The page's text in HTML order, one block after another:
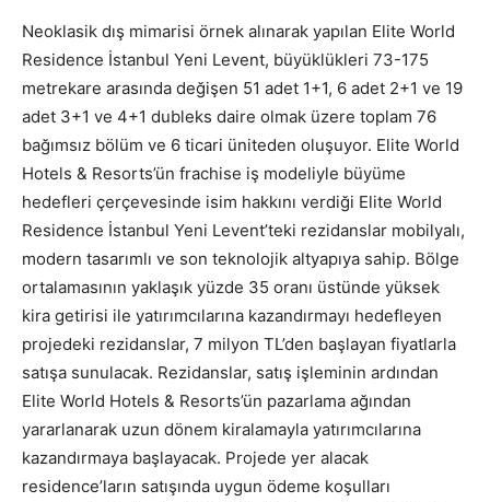
Neoklasik dış mimarisi örnek alınarak yapılan Elite World
Residence İstanbul Yeni Levent, büyüklükleri 73-175
metrekare arasında değişen 51 adet 1+1, 6 adet 2+1 ve 19
adet 3+1 ve 4+1 dubleks daire olmak üzere toplam 76
bağımsız bölüm ve 6 ticari üniteden oluşuyor. Elite World
Hotels & Resorts’ün frachise iş modeliyle büyüme
hedefleri çerçevesinde isim hakkını verdiği Elite World
Residence İstanbul Yeni Levent’teki rezidanslar mobilyalı,
modern tasarımlı ve son teknolojik altyapıya sahip. Bölge
ortalamasının yaklaşık yüzde 35 oranı üstünde yüksek
kira getirisi ile yatırımcılarına kazandırmayı hedefleyen
projedeki rezidanslar, 7 milyon TL’den başlayan fiyatlarla
satışa sunulacak. Rezidanslar, satış işleminin ardından
Elite World Hotels & Resorts’ün pazarlama ağından
yararlanarak uzun dönem kiralamayla yatırımcılarına
kazandırmaya başlayacak. Projede yer alacak
residence’ların satışında uygun ödeme koşulları